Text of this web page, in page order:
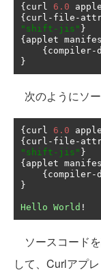
{curl 6.0
{curl - file -
"shift-jis" }
{applet
{compiler-
}
次のようにソー
{curl 6.0
{curl - file -
"shift-jis" }
{applet
{compiler-
}
Hello World !
ソースコード
して、Curlアプ